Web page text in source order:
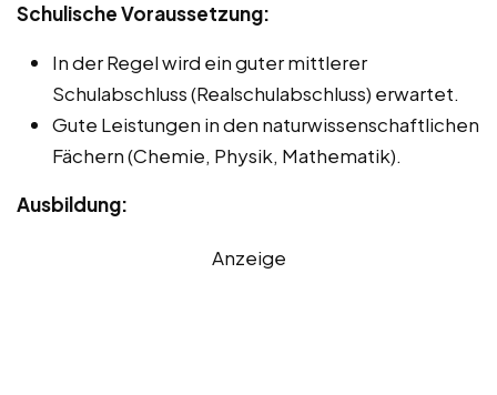
Schulische Voraussetzung:
In der Regel wird ein guter mittlerer
Schulabschluss (Realschulabschluss) erwartet.
Gute Leistungen in den naturwissenschaftlichen
Fächern (Chemie, Physik, Mathematik).
Ausbildung:
Anzeige